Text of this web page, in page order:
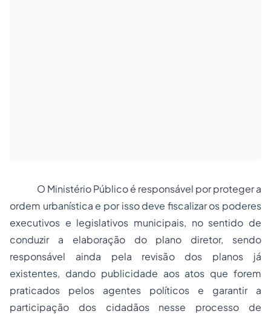
O Ministério Público é responsável por proteger a
ordem urbanística e por isso deve fiscalizar os poderes
executivos e legislativos municipais, no sentido de
conduzir a elaboração do plano diretor, sendo
responsável ainda pela revisão dos planos já
existentes, dando publicidade aos atos que forem
praticados pelos agentes políticos e garantir a
participação dos cidadãos nesse processo de